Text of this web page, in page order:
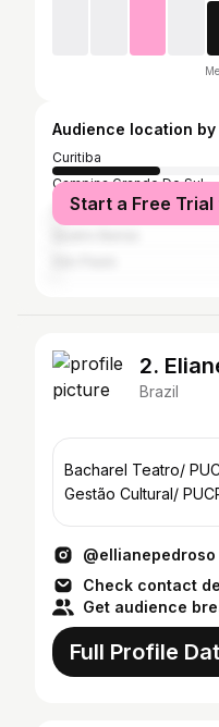
Audience location
Curitiba
Campina Grande Do Sul
Colombo
Start a Free Trial
2.
Brazil
Bacharel Teatro/
Gestão Cultural/
@ellianepedroso
Check contact
Get audience
Full Profile